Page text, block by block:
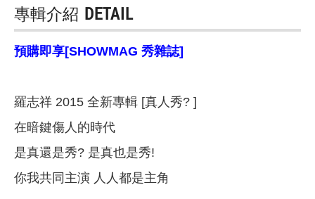
專輯介紹 DETAIL
預購即享[SHOWMAG 秀雜誌]
羅志祥 2015 全新專輯 [真人秀? ]
在暗鍵傷人的時代
是真還是秀? 是真也是秀!
你我共同主演 人人都是主角